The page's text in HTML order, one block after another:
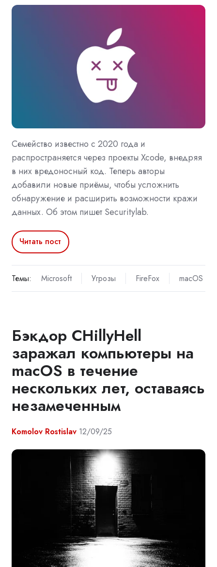
Семейство известно с 2020 года и
распространяется через проекты Xcode, внедряя
в них вредоносный код. Теперь авторы
добавили новые приёмы, чтобы усложнить
обнаружение и расширить возможности кражи
данных. Об этом пишет Securitylab.
Читать пост
Темы: Microsoft Угрозы FireFox macOS
Бэкдор CHillyHell
заражал компьютеры на
macOS в течение
нескольких лет, оставаясь
незамеченным
Komolov Rostislav 12/09/25